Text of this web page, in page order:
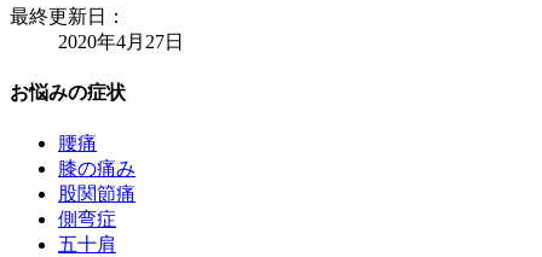
最終更新日：
2020年4月27日
お悩みの症状
腰痛
膝の痛み
股関節痛
側弯症
五十肩